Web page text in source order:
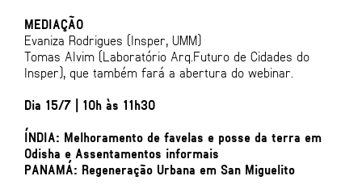
MEDIAÇÃO
Evaniza Rodrigues (Insper, UMM)
Tomas Alvim (Laboratório Arq.Futuro de Cidades do
Insper), que também fará a abertura do webinar.
Dia 15/7 | 10h às 11h30
ÍNDIA: Melhoramento de favelas e posse da terra em
Odisha e Assentamentos informais
PANAMÁ: Regeneração Urbana em San Miguelito